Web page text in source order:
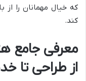
که خیال مهمانان را
کند.
معرفی جامع
از طراحی تا